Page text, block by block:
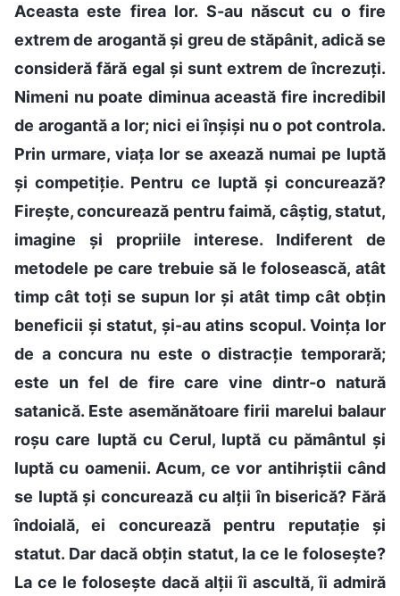
Aceasta este firea lor. S-au născut cu o fire
extrem de arogantă și greu de stăpânit, adică se
consideră fără egal și sunt extrem de încrezuți.
Nimeni nu poate diminua această fire incredibil
de arogantă a lor; nici ei înșiși nu o pot controla.
Prin urmare, viața lor se axează numai pe luptă
și competiție. Pentru ce luptă și concurează?
Firește, concurează pentru faimă, câștig, statut,
imagine și propriile interese. Indiferent de
metodele pe care trebuie să le folosească, atât
timp cât toți se supun lor și atât timp cât obțin
beneficii și statut, și-au atins scopul. Voința lor
de a concura nu este o distracție temporară;
este un fel de fire care vine dintr-o natură
satanică. Este asemănătoare firii marelui balaur
roșu care luptă cu Cerul, luptă cu pământul și
luptă cu oamenii. Acum, ce vor antihriștii când
se luptă și concurează cu alții în biserică? Fără
îndoială, ei concurează pentru reputație și
statut. Dar dacă obțin statut, la ce le folosește?
La ce le folosește dacă alții îi ascultă, îi admiră